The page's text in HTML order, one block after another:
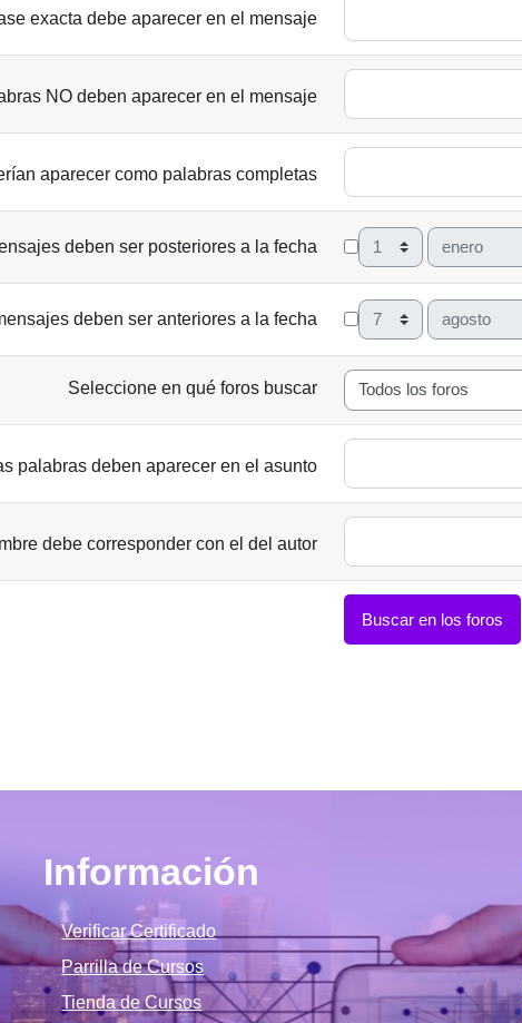
exacta debe aparecer en el mensaje
NO deben aparecer en el mensaje
aparecer como palabras completas
deben ser posteriores a la fecha Día Mes
deben ser anteriores a la fecha Día Mes
Seleccione en qué foros buscar
palabras deben aparecer en el asunto
debe corresponder con el del autor
Buscar en los foros
Información
Verificar Certificado
Parrilla de Cursos
Tienda de Cursos